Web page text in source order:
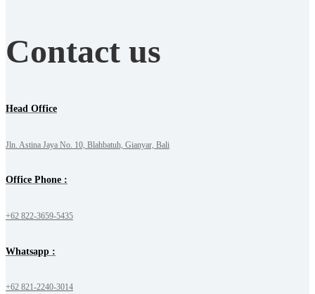
Contact us
Head Office
Jln. Astina Jaya No. 10, Blahbatuh, Gianyar, Bali
Office Phone :
+62 822-3659-5435
Whatsapp :
+62 821-2240-3014